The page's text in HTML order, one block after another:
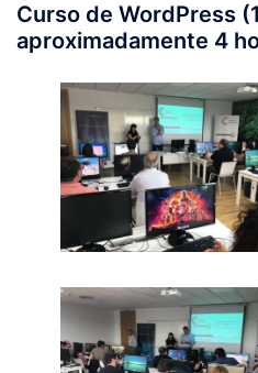
Curso de WordPress
aproximadamente 4